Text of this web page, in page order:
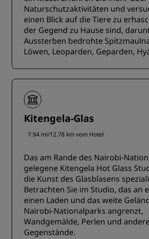
Naturschutzaktivitäten und
einen Blick auf die Tiere zu
der Gegend zu Hause sind,
Aussterben bedrohte
Löwen, Leoparden, Geparden,
Kitengela-Glas
7.94 mi/12.78 km vom Hotel
Das am Rande des Nairobi-
gelegene Kitengela Hot Glass
die Kunst des Glasblasens
Betrachten Sie im Studio, das an
einen Laden und das weite
Nairobi-Nationalparks angrenzt,
Wandgemälde, Perlen und
Gegenstände.